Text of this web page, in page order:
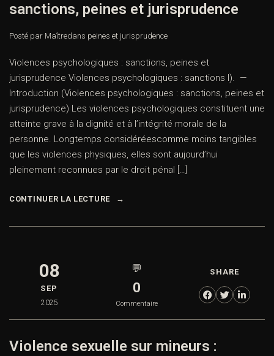
sanctions, peines et jurisprudence
Posté par Maîtredans peines et jurisprudence
Violences psychologiques : sanctions, peines et
jurisprudence Violences psychologiques : sanctions I). —
Introduction (Violences psychologiques : sanctions, peines et
jurisprudence) Les violences psychologiques constituent une
atteinte grave à la dignité et à l’intégrité morale de la
personne. Longtemps considéréescomme moins tangibles
que les violences physiques, elles sont aujourd’hui
pleinement reconnues par le droit pénal […]
CONTINUER LA LECTURE
08
SEP
2025
💬
0
Commentaire
SHARE
Violence sexuelle sur mineurs :